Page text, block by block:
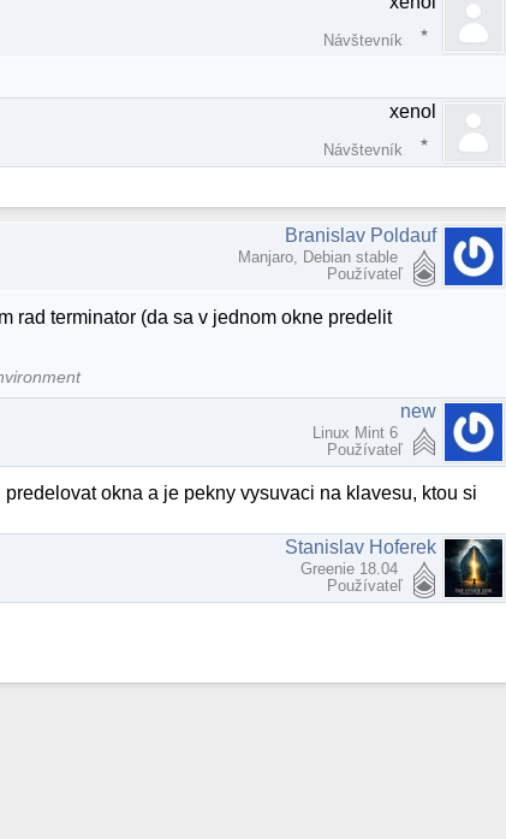
Návštevník
xenol
Návštevník
Branislav Poldauf
Manjaro, Debian stable
Používateľ
rad terminator (da sa v jednom okne predelit
new
Linux Mint 6
Používateľ
okna a je pekny vysuvaci na klavesu, ktou si
Stanislav Hoferek
Greenie 18.04
Používateľ